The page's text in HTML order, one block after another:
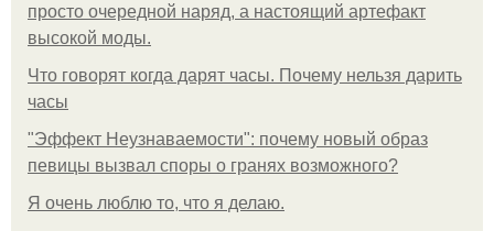
просто очередной наряд, а настоящий артефакт
высокой моды.
Что говорят когда дарят часы. Почему нельзя дарить
часы
"Эффект Неузнаваемости": почему новый образ
певицы вызвал споры о гранях возможного?
Я очень люблю то, что я делаю.